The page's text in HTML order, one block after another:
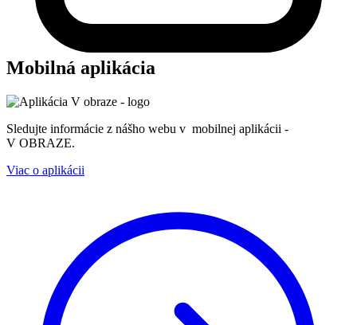
Mobilná aplikácia
Sledujte informácie z nášho webu v mobilnej aplikácii -
V OBRAZE.
Viac o aplikácii